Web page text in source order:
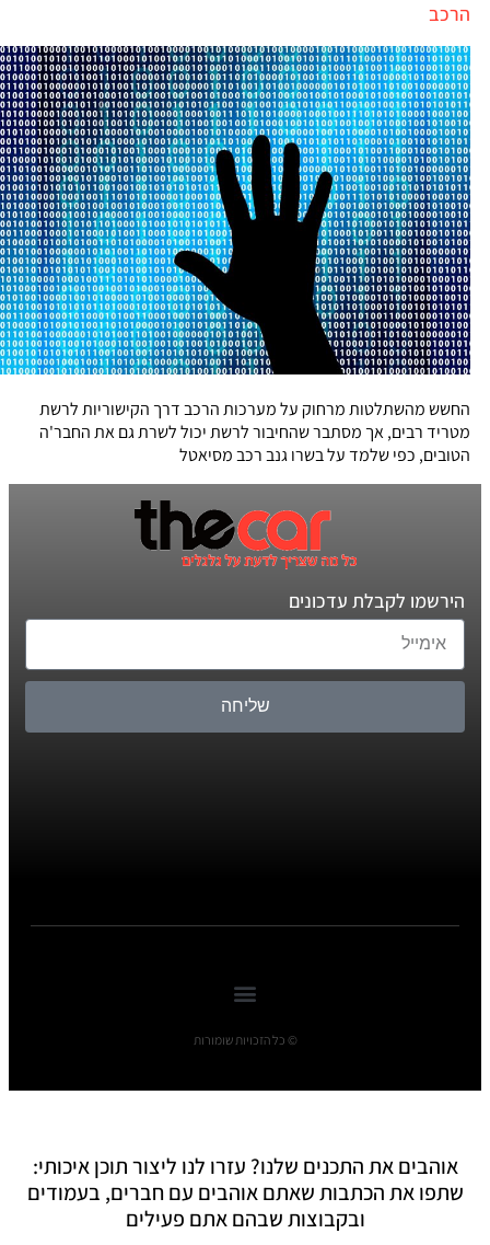
הרכב
החשש מהשתלטות מרחוק על מערכות הרכב דרך הקישוריות לרשת
מטריד רבים, אך מסתבר שהחיבור לרשת יכול לשרת גם את החבר'ה
הטובים, כפי שלמד על בשרו גנב רכב מסיאטל
הירשמו לקבלת עדכונים
שליחה
© כל הזכויות שומורות
אוהבים את התכנים שלנו? עזרו לנו ליצור תוכן איכותי:
שתפו את הכתבות שאתם אוהבים עם חברים, בעמודים
ובקבוצות שבהם אתם פעילים